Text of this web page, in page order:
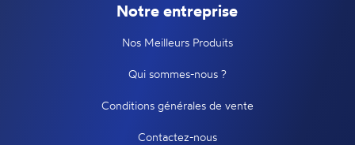
Notre entreprise
Nos Meilleurs Produits
Qui sommes-nous ?
Conditions générales de vente
Contactez-nous